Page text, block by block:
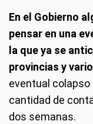
En el Gobierno
pensar en una
la que ya se
provincias y
eventual
cantidad de
dos semanas.